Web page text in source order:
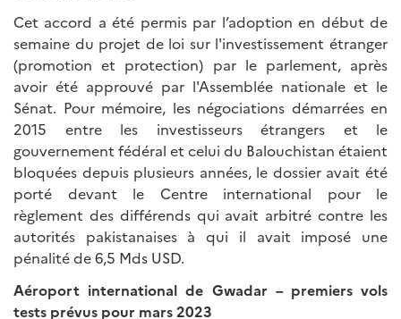
Cet accord a été permis par l’adoption en début de
semaine du projet de loi sur l'investissement étranger
(promotion et protection) par le parlement, après
avoir été approuvé par l'Assemblée nationale et le
Sénat. Pour mémoire, les négociations démarrées en
2015 entre les investisseurs étrangers et le
gouvernement fédéral et celui du Balouchistan étaient
bloquées depuis plusieurs années, le dossier avait été
porté devant le Centre international pour le
règlement des différends qui avait arbitré contre les
autorités pakistanaises à qui il avait imposé une
pénalité de 6,5 Mds USD.
Aéroport international de Gwadar – premiers vols
tests prévus pour mars 2023